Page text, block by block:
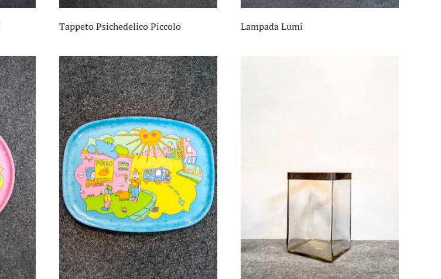
Tappeto Psichedelico Piccolo Lampada Lumi